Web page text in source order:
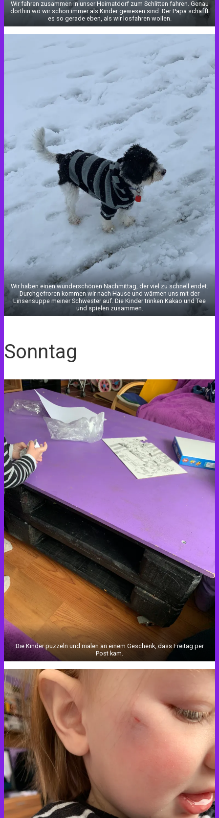
Wir fahren zusammen in unser Heimatdorf zum Schlitten fahren. Genau
dorthin wo wir schon immer als Kinder gewesen sind. Der Papa schafft
es so gerade eben, als wir losfahren wollen.
Wir haben einen wunderschönen Nachmittag, der viel zu schnell endet.
Durchgefroren kommen wir nach Hause und wärmen uns mit der
Linsensuppe meiner Schwester auf. Die Kinder trinken Kakao und Tee
und spielen zusammen.
Sonntag
Die Kinder puzzeln und malen an einem Geschenk, dass Freitag per
Post kam.